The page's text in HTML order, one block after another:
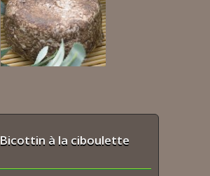
Bicottin à la ciboulette